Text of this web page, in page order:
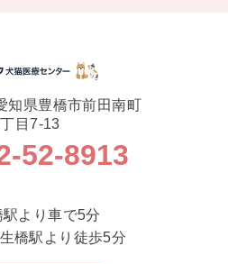
知県豊橋市前田南町
目7-13
52-8913
より車で5分
橋駅より徒歩5分